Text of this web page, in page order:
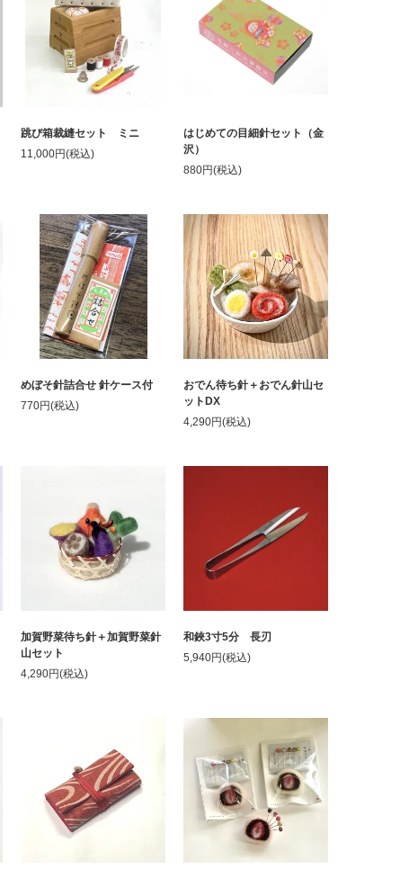
跳び箱裁縫セット ミニ
11,000円(税込)
はじめての目細針セット（金
沢）
880円(税込)
めぼそ針詰合せ 針ケース付
770円(税込)
おでん待ち針＋おでん針山セ
ットDX
4,290円(税込)
加賀野菜待ち針＋加賀野菜針
山セット
4,290円(税込)
和鋏3寸5分 長刃
5,940円(税込)